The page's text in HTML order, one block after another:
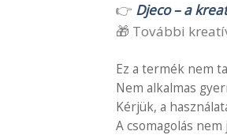
👉 Djeco – a
🎁 További
Ez a termék nem
Nem alkalmas
Kérjük, a
A csomagolás